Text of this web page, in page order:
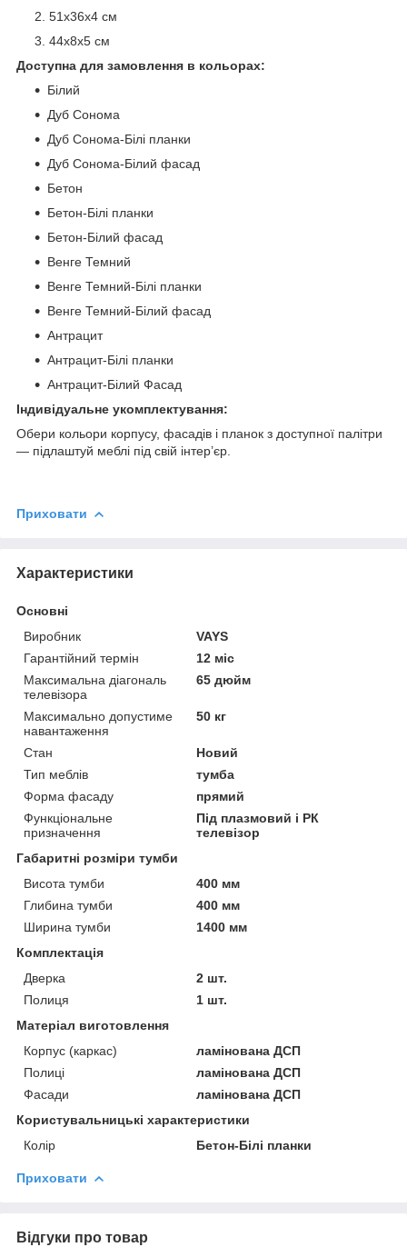
51х36х4 см
44х8х5 см
Доступна для замовлення в кольорах:
Білий
Дуб Сонома
Дуб Сонома-Білі планки
Дуб Сонома-Білий фасад
Бетон
Бетон-Білі планки
Бетон-Білий фасад
Венге Темний
Венге Темний-Білі планки
Венге Темний-Білий фасад
Антрацит
Антрацит-Білі планки
Антрацит-Білий Фасад
Індивідуальне укомплектування:
Обери кольори корпусу, фасадів і планок з доступної палітри
— підлаштуй меблі під свій інтер’єр.
Приховати
Характеристики
Основні
Виробник
VAYS
Гарантійний термін
12 міс
Максимальна діагональ
телевізора
65 дюйм
Максимально допустиме
навантаження
50 кг
Стан
Новий
Тип меблів
тумба
Форма фасаду
прямий
Функціональне
призначення
Під плазмовий і РК
телевізор
Габаритні розміри тумби
Висота тумби
400 мм
Глибина тумби
400 мм
Ширина тумби
1400 мм
Комплектація
Дверка
2 шт.
Полиця
1 шт.
Матеріал виготовлення
Корпус (каркас)
ламінована ДСП
Полиці
ламінована ДСП
Фасади
ламінована ДСП
Користувальницькі характеристики
Колір
Бетон-Білі планки
Приховати
Відгуки про товар